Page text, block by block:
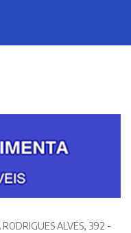
ALVES, 392 -